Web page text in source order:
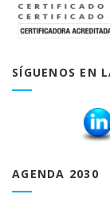
SÍGUENOS EN
AGENDA 2030